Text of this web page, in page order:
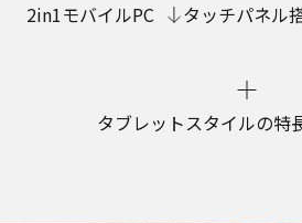
2in1モバイルPC タッチパネル
タブレットスタイルの特